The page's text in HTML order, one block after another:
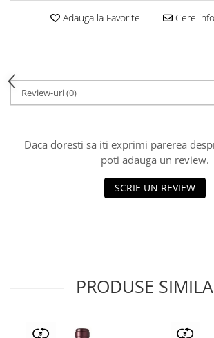
Adauga la Favorite Cere
Review-uri(0)
Daca doresti sa iti exprimi parerea
poti adauga un review.
SCRIE UN REVIEW
PRODUSE